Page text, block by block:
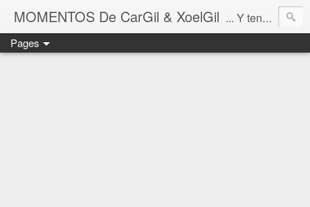
MOMENTOS De CarGil & XoelGil ... Y tengan cuidado ahí fuera, por favor.
Pages